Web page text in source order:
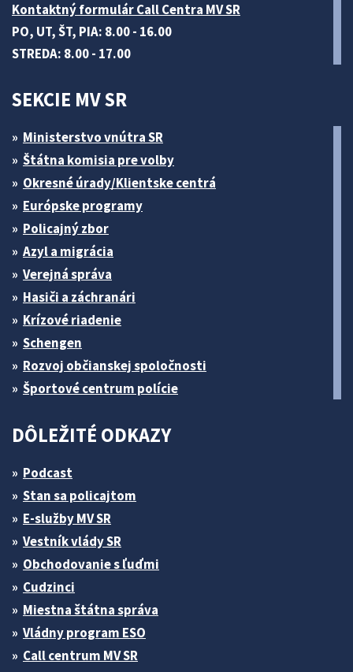
Kontaktný formulár Call Centra MV SR
PO, UT, ŠT, PIA: 8.00 - 16.00
STREDA: 8.00 - 17.00
SEKCIE MV SR
Ministerstvo vnútra SR
Štátna komisia pre volby
Okresné úrady/Klientske centrá
Európske programy
Policajný zbor
Azyl a migrácia
Verejná správa
Hasiči a záchranári
Krízové riadenie
Schengen
Rozvoj občianskej spoločnosti
Športové centrum polície
DÔLEŽITÉ ODKAZY
Podcast
Stan sa policajtom
E-služby MV SR
Vestník vlády SR
Obchodovanie s ľuďmi
Cudzinci
Miestna štátna správa
Vládny program ESO
Call centrum MV SR